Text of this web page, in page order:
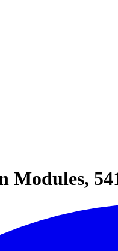
Modules,